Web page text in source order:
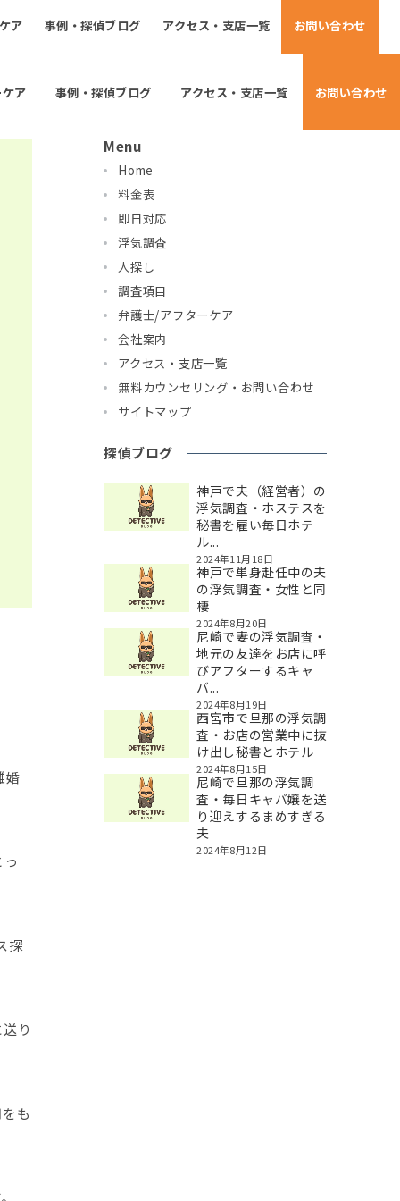
ア 事例・探偵ブログ アクセス・支店一覧 お問い合わせ
ア 事例・探偵ブログ アクセス・支店一覧 お問い合わせ
婚
探
り
も
Menu
Home
料金表
即日対応
浮気調査
人探し
調査項目
弁護士/アフターケア
会社案内
アクセス・支店一覧
無料カウンセリング・お問い合わせ
サイトマップ
探偵ブログ
神戸で夫（経営者）の
浮気調査・ホステスを
秘書を雇い毎日ホテ
ル...
2024年11月18日
神戸で単身赴任中の夫
の浮気調査・女性と同
棲
2024年8月20日
尼崎で妻の浮気調査・
地元の友達をお店に呼
びアフターするキャ
バ...
2024年8月19日
西宮市で旦那の浮気調
査・お店の営業中に抜
け出し秘書とホテル
2024年8月15日
尼崎で旦那の浮気調
査・毎日キャバ嬢を送
り迎えするまめすぎる
夫
2024年8月12日